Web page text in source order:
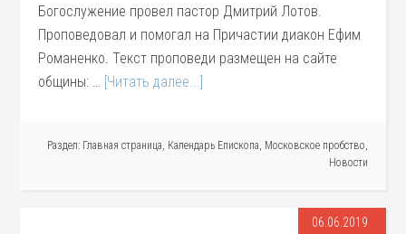
Богослужение провел пастор Дмитрий Лотов.
Проповедовал и помогал на Причастии диакон Ефим
Романенко. Текст проповеди размещен на сайте
общины: … [Читать далее...]
Раздел: Главная страница, Календарь Епископа, Московское пробство,
Новости
06.06.2019